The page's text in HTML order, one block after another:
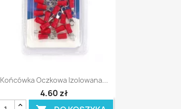
Szybki podgląd
Końcówka Oczkowa Izolowana...
4,60 zł